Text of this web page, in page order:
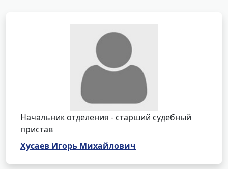
Начальник отделения - старший судебный
пристав
Хусаев Игорь Михайлович